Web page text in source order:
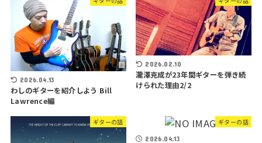
2026.04.13
わしのギターを紹介しよう Bill
Lawrence編
2026.02.10
瀧澤克成が23年間ギターを弾き続
けられた理由2/2
ギターの話 ギターの話
2026.04.13